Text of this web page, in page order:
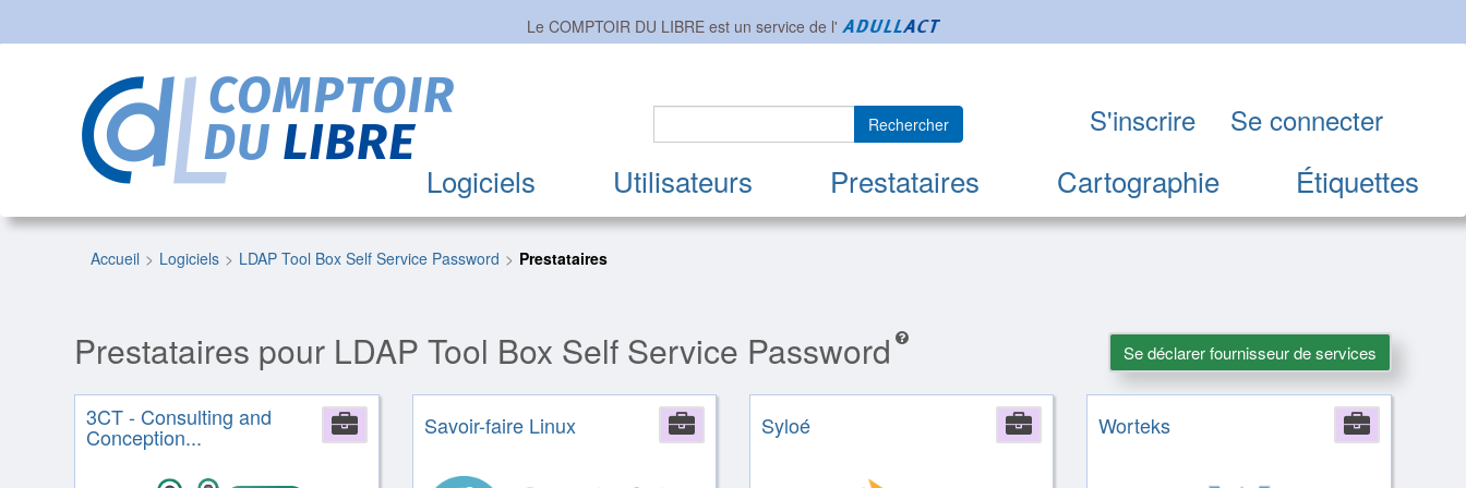
Le COMPTOIR DU LIBRE est un service de l'
Logiciels Utilisateurs Prestataires Cartographie Étiquettes
Rechercher S'inscrire Se connecter
Accueil Logiciels LDAP Tool Box Self Service Password Prestataires
Prestataires pour LDAP Tool Box Self Service Password Se déclarer fournisseur de services
Company
3CT - Consulting and
Conception... Company
Savoir-faire Linux Company
Syloé Worteks